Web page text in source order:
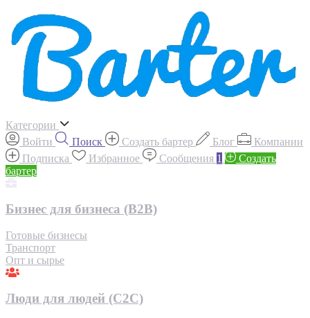
Категории
Войти
Поиск Создать бартер Блог
Компании
Подписка
Избранное Сообщения 1
Создать
бартер
Бизнес для бизнеса (B2B)
Готовые бизнесы
Транспорт
Опт и сырье
Люди для людей (С2С)